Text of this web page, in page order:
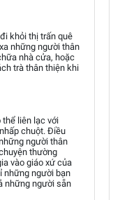
khỏi thị trấn quê
những người thân
nhà cửa, hoặc
trà thân thiện khi
thể liên lạc với
chuột. Điều
người thân
thường
vào giáo xứ của
những người bạn
những người sẵn